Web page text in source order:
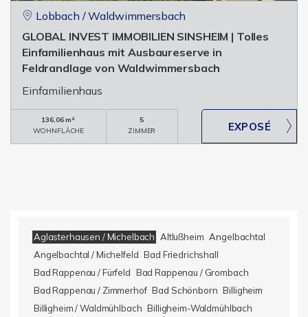
Lobbach / Waldwimmersbach
GLOBAL INVEST IMMOBILIEN SINSHEIM | Tolles
Einfamilienhaus mit Ausbaureserve in
Feldrandlage von Waldwimmersbach
Einfamilienhaus
136,06 m²
WOHNFLÄCHE
5
ZIMMER
Aglasterhausen / Michelbach Altlußheim Angelbachtal
Angelbachtal / Michelfeld Bad Friedrichshall
Bad Rappenau / Fürfeld Bad Rappenau / Grombach
Bad Rappenau / Zimmerhof Bad Schönborn Billigheim
Billigheim / Waldmühlbach Billigheim-Waldmühlbach